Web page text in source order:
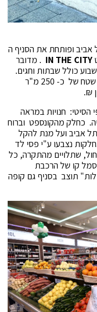
ופותחת את הסניף ה
IN THE CITY . מדובר
שכונתי, שיפעל 7 ימים בשבוע כולל שבתות וחגים.
הסניף החדש של טיב טעם משתרע על שטח של כ- 250 מ"ר
הסיטי: חנויות במראה
כחלק מהקונספט וברוח
אביב ועל מנת להקל
נצבעו ע"י פסי לד
שתלויים מהתקרה, כל
קו של הרכבת
תוצב בסניף גם קופה